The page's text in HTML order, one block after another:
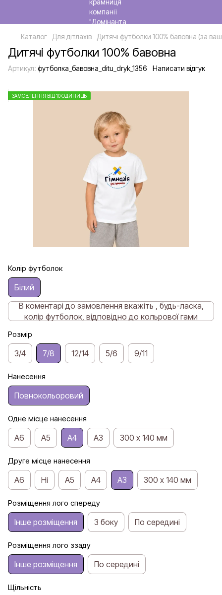
Каталог Для дітлахів Дитячі футболки 100% бавовна (за
Дитячі футболки 100% бавовна
Артикул: футболка_бавовна_ditu_dryk_1356 Написати відгук
ЗАМОВЛЕННЯ ВІД 10 ОДИНИЦЬ
Колір футболок
Білий
В коментарі до замовлення вкажіть , будь-ласка,
колір футболок, відповідно до кольрової гами
Розмір
3/4 7/8 12/14 5/6 9/11
Нанесення
Повнокольоровий
Одне місце нанесення
А6 A5 А4 А3 300 х 140 мм
Друге місце нанесення
A6 Ні A5 A4 А3 300 х 140 мм
Розміщення лого спереду
Інше розміщення З боку По середині
Розміщення лого ззаду
Інше розміщення По середині
Щільність